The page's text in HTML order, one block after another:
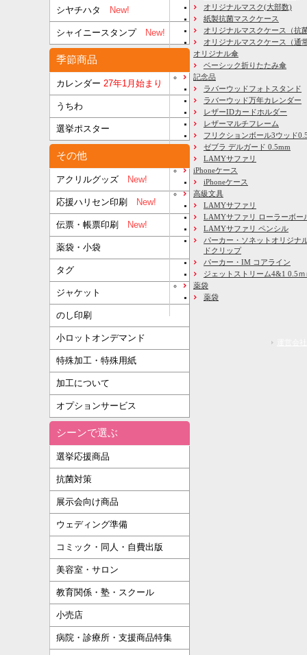
シヤチハタ New!
シャイニースタンプNew!
季節商品
カレンダー 27年1月始まり
うちわ
選挙ポスター
その他
アクリルグッズ New!
応援ハリセン印刷 New!
伝票・帳票印刷 New!
薬袋・小袋
タグ
ジャケット
のし印刷
小ロットオンデマンド
特殊加工・特殊用紙
加工について
オプションサービス
シーンで選ぶ
選挙応援商品
抗菌対策
展示会向け商品
ウェディング準備
コミック・同人・自費出版
美容室・サロン
教育関係・塾・スクール
小売店
病院・診療所・支援商品特集
オリジナルマスク(大部数)
紙製抗菌マスクケース
オリジナルマスクケース（抗
オリジナルマスクケース（通
オリジナル傘
ベーシック折りたたみ傘
記念品
ラバーウッドフォトスタンド
ラバーウッド万年カレンダー
レザーIDカードホルダー
レザーマルチフレーム
フリクションボール3ウッド
ゼブラ デルガード 0.5mm
LAMYサファリ
iPhoneケース
iPhoneケース
高級文具
LAMYサファリ
LAMYサファリ ローラーボー
LAMYサファリ ペンシル
パーカー・ソネットオリジナ
ドクリップ
パーカー・IM コアライン
ジェットストリーム4&1 0.5ｍ
薬袋
薬袋